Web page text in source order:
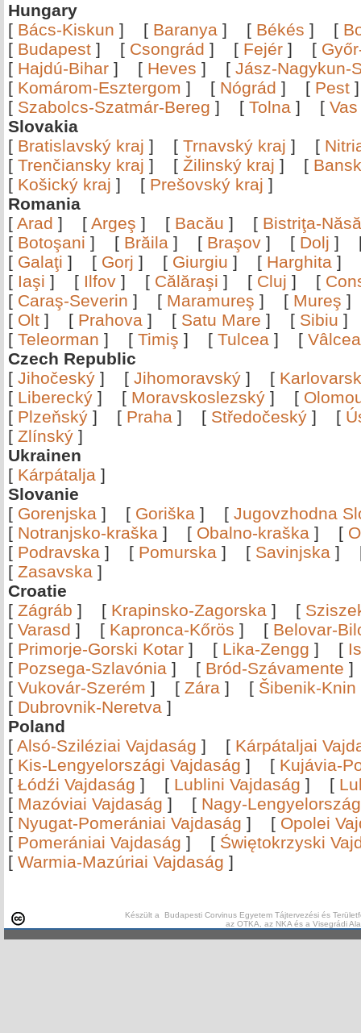
Hungary
[ Bács-Kiskun ] [ Baranya ] [ Békés ] [
[ Budapest ] [ Csongrád ] [ Fejér ] [
[ Hajdú-Bihar ] [ Heves ] [ Jász-Nagykun-
[ Komárom-Esztergom ] [ Nógrád ] [ Pest
[ Szabolcs-Szatmár-Bereg ] [ Tolna ] [ Vas
Slovakia
[ Bratislavský kraj ] [ Trnavský kraj ] [
[ Trenčiansky kraj ] [ Žilinský kraj ] [
[ Košický kraj ] [ Prešovský kraj ]
Romania
[ Arad ] [ Argeş ] [ Bacău ] [ Bistriţa-
[ Botoşani ] [ Brăila ] [ Braşov ] [ Dolj ]
[ Galaţi ] [ Gorj ] [ Giurgiu ] [ Harghita ]
[ Iaşi ] [ Ilfov ] [ Călăraşi ] [ Cluj ] [
[ Caraş-Severin ] [ Maramureş ] [ Mureş
[ Olt ] [ Prahova ] [ Satu Mare ] [ Sibiu
[ Teleorman ] [ Timiş ] [ Tulcea ] [
Czech Republic
[ Jihočeský ] [ Jihomoravský ] [
[ Liberecký ] [ Moravskoslezský ] [
[ Plzeňský ] [ Praha ] [ Středočeský ] [
[ Zlínský ]
Ukrainen
[ Kárpátalja ]
Slovanie
[ Gorenjska ] [ Goriška ] [ Jugovzhodna
[ Notranjsko-kraška ] [ Obalno-kraška ] [
[ Podravska ] [ Pomurska ] [ Savinjska ]
[ Zasavska ]
Croatie
[ Zágráb ] [ Krapinsko-Zagorska ] [
[ Varasd ] [ Kapronca-Kőrös ] [ Belovar-
[ Primorje-Gorski Kotar ] [ Lika-Zengg ] [
[ Pozsega-Szlavónia ] [ Bród-Szávamente
[ Vukovár-Szerém ] [ Zára ] [ Šibenik-Knin
[ Dubrovnik-Neretva ]
Poland
[ Alsó-Sziléziai Vajdaság ] [ Kárpátaljai
[ Kis-Lengyelországi Vajdaság ] [ Kujávia-
[ Łódźi Vajdaság ] [ Lublini Vajdaság ] [
[ Mazóviai Vajdaság ] [ Nagy-
[ Nyugat-Pomerániai Vajdaság ] [ Opolei
[ Pomerániai Vajdaság ] [ Świętokrzyski
[ Warmia-Mazúriai Vajdaság ]
Készült a Budapesti Corvinus Egyetem Tájtervezési és
az OTKA, az NKA és a Visegrádi